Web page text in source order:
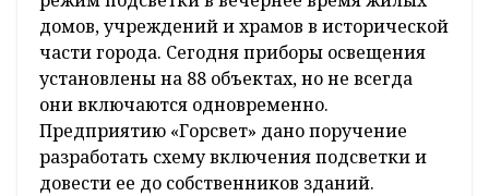
домов, учреждений и храмов в исторической
части города. Сегодня приборы освещения
установлены на 88 объектах, но не всегда
они включаются одновременно.
Предприятию «Горсвет» дано поручение
разработать схему включения подсветки и
довести ее до собственников зданий.